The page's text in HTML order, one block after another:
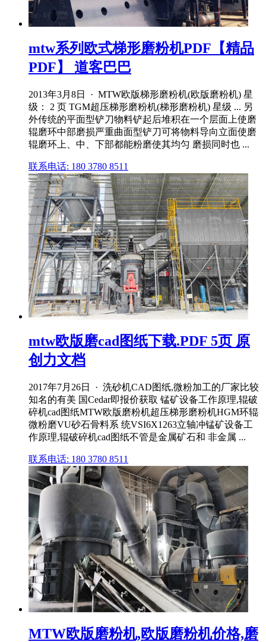
mtw系列欧式梯形磨粉机PDF【精品
PDF】 道客巴巴
2013年3月8日 · MTW欧版梯形磨粉机(欧版磨粉机) 星
级： 2 页 TGM超压梯形磨粉机(梯形磨粉机) 星级 ... 另
外传统的平面型铲刀物料铲起后堆积在一个层面上使磨
辊磨环中部磨损严重曲面型铲刀可将物料导向立面使磨
辊磨环上、中、下部都能粉磨使其均匀 磨损同时也 ...
联系电话: 180 3780 8511
mtw欧版磨cad图纸下载.PDF 5页 原
创力文档
2017年7月26日 · 洗砂机CAD图纸,微粉加工的厂家比较
知名的有美 国Cedar即报价获取 锰矿设备工作原理,辊破
碎机cad图纸MTW欧版磨粉机超压梯形磨粉机HGM环辊
微粉磨VU砂石骨料系 统VSI6X1263立轴冲锰矿设备工
作原理,辊破碎机cad图纸不管是金属矿石和 非金属 ...
联系电话: 180 3780 8511
MTW欧版磨粉机,欧版磨粉机价格,磨